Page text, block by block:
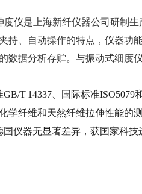
度仪是 上海新纤仪器公司研制 生
持、自动操作的特点，仪器功
数据分析存贮。与振动式细度仪
GB/T 14337 、国际标准ISO5079
学纤维和天然纤维拉伸性能的测
仪器无显著差异，获国家科技